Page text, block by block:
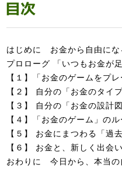
はじめに お金から自由にな
プロローグ 「いつもお金が
【１】「お金のゲームをプ
【２】 自分の「お金のタイ
【３】 自分の「お金の設計
【４】「お金のゲーム」の
【５】 お金にまつわる「過
【６】 お金と、新しく出会
おわりに 今日から、本当の